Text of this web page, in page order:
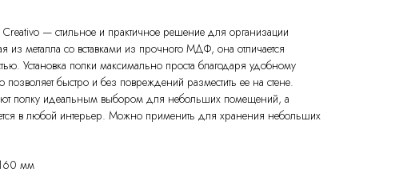
— стильное и практичное решение для организации
из металла со вставками из прочного МДФ, она отличается
Установка полки максимально проста благодаря удобному
позволяет быстро и без повреждений разместить ее на стене.
полку идеальным выбором для небольших помещений, а
в любой интерьер. Можно применить для хранения небольших
мм